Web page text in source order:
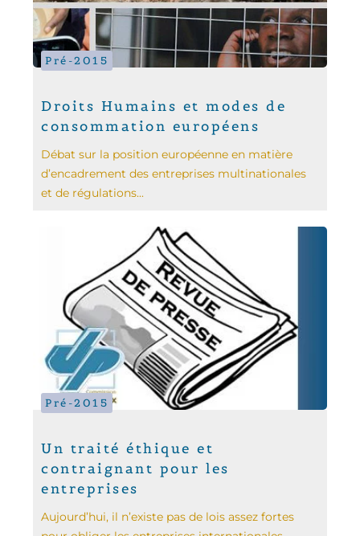
Pré-2015
Droits Humains et modes de
consommation européens
Débat sur la position européenne en matière
d’encadrement des entreprises multinationales
et de régulations...
Pré-2015
Un traité éthique et
contraignant pour les
entreprises
Aujourd’hui, il n’existe pas de lois assez fortes